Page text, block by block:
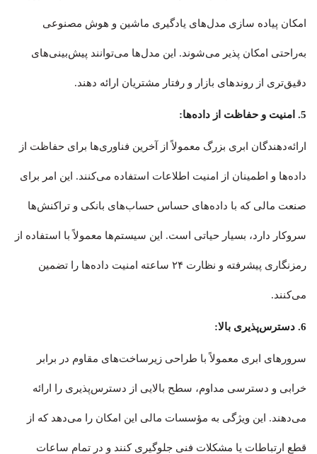
امکان پیاده سازی مدل‌های یادگیری ماشین و هوش مصنوعی
به‌راحتی امکان پذیر می‌شوند. این مدل‌ها می‌توانند پیش‌بینی‌های
دقیق‌تری از روندهای بازار و رفتار مشتریان ارائه دهند.
5. امنیت و حفاظت از داده‌ها:
ارائه‌دهندگان ابری بزرگ معمولاً از آخرین فناوری‌ها برای حفاظت از
داده‌ها و اطمینان از امنیت اطلاعات استفاده می‌کنند. این امر برای
صنعت مالی که با داده‌های حساس حساب‌های بانکی و تراکنش‌ها
سروکار دارد، بسیار حیاتی است. این سیستم‌ها معمولاً با استفاده از
رمزنگاری پیشرفته و نظارت ۲۴ ساعته امنیت داده‌ها را تضمین
می‌کنند.
6. دسترس‌پذیری بالا:
سرورهای ابری معمولاً با طراحی زیرساخت‌های مقاوم در برابر
خرابی و دسترسی مداوم، سطح بالایی از دسترس‌پذیری را ارائه
می‌دهند. این ویژگی به مؤسسات مالی این امکان را می‌دهد که از
قطع‌ ارتباطات یا مشکلات فنی جلوگیری کنند و در تمام ساعات